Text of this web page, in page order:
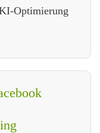
Optimierung